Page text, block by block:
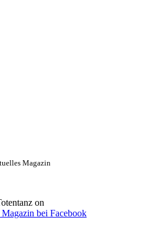
Magazin
on